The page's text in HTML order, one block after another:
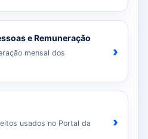
e Remuneração
mensal dos
›
usados no Portal da
›